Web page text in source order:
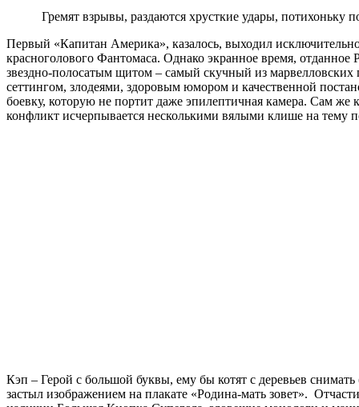
Гремят взрывы, раздаются хрусткие удары, потихоньку
Первый «Капитан Америка», казалось, выходил
красноголового Фантомаса. Однако экранное время,
звездно-полосатым щитом – самый скучный из
сеттингом, злодеями, здоровым юмором и качественной
боевку, которую не портит даже эпилептичная камера. Сам же
конфликт исчерпывается несколькими вялыми клише на тему
Кэп – Герой с большой буквы, ему бы котят с деревьев
застыл изображением на плакате «Родина-мать зовет».